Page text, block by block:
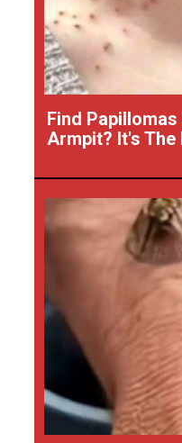
Find
Armpit? It's The